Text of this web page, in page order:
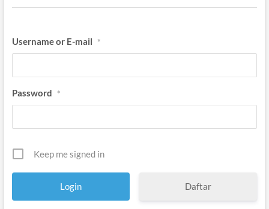
Username or E-mail *
Password *
Keep me signed in
Daftar